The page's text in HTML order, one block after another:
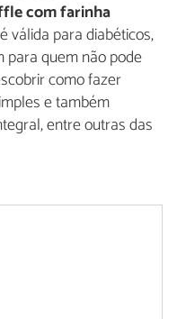
com farinha
válida para diabéticos,
para quem não pode
como fazer
e também
entre outras das